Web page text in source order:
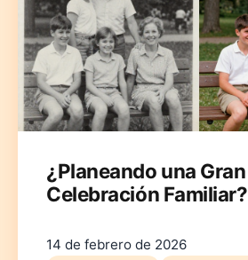
NederlandsPolskiPortuguês
¿Planeando una Gran
Celebración Familiar?
14 de febrero de 2026